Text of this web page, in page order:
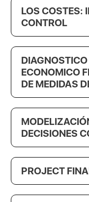
LOS COSTES:
CONTROL
ECONOMICO
DE MEDIDAS
DECISIONES
PROJECT